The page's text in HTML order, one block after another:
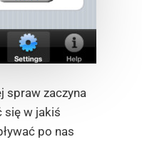
spraw zaczyna
się w jakiś
po nas